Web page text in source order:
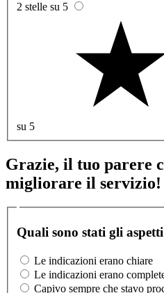
2 stelle su 5
su 5
Grazie, il tuo parere
migliorare il servizio!
Quali sono stati gli
Le indicazioni erano chiare
Le indicazioni erano
Capivo sempre che stavo